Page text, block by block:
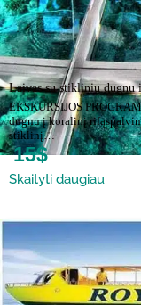
Laivas su stikliniu dugnu
EKSKURSIJOS
dugnu į koralinį
stiklinį…
15$
Skaityti daugiau